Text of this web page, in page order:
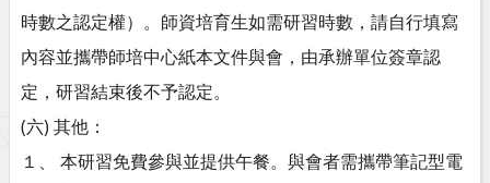
時數之認定權）。師資培育生如需研習時數，請自行填寫
內容並攜帶師培中心紙本文件與會，由承辦單位簽章認
定，研習結束後不予認定。
(六) 其他：
１、 本研習免費參與並提供午餐。與會者需攜帶筆記型電